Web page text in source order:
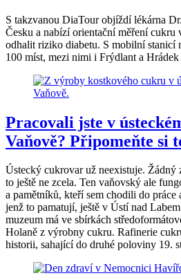
S takzvanou DiaTour objíždí lékárna
Česku a nabízí orientační měření cukru
odhalit riziko diabetu. S mobilní stanicí
100 míst, mezi nimi i Frýdlant a
Pracovali jste v
Vaňově? Připomeňte si
Ústecký cukrovar už neexistuje.
to ještě ne zcela. Ten vaňovský ale
a pamětníků, kteří sem chodili do
jenž to pamatují, ještě v Ústí nad
muzeum má ve sbírkách
Holaně z výrobny cukru. Rafinerie
historii, sahající do druhé poloviny 19.